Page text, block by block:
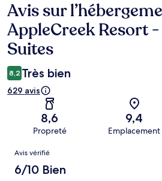
Avis
Avis sur
AppleCreek Resort
Suites
8,2 Très bien
629 avis
8,6
Propreté
9,4
Emplacement
Avis
Avis vérifié
6/10 Bien